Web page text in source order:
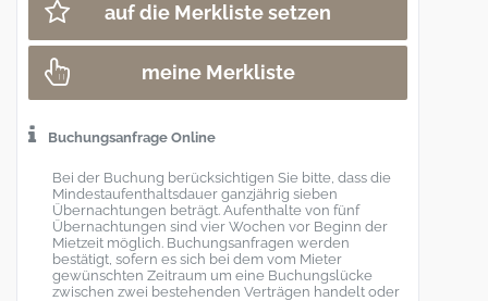
auf die Merkliste setzen
meine Merkliste
Buchungsanfrage Online
Bei der Buchung berücksichtigen Sie bitte, dass die
Mindestaufenthaltsdauer ganzjährig sieben
Übernachtungen beträgt. Aufenthalte von fünf
Übernachtungen sind vier Wochen vor Beginn der
Mietzeit möglich. Buchungsanfragen werden
bestätigt, sofern es sich bei dem vom Mieter
gewünschten Zeitraum um eine Buchungslücke
zwischen zwei bestehenden Verträgen handelt oder